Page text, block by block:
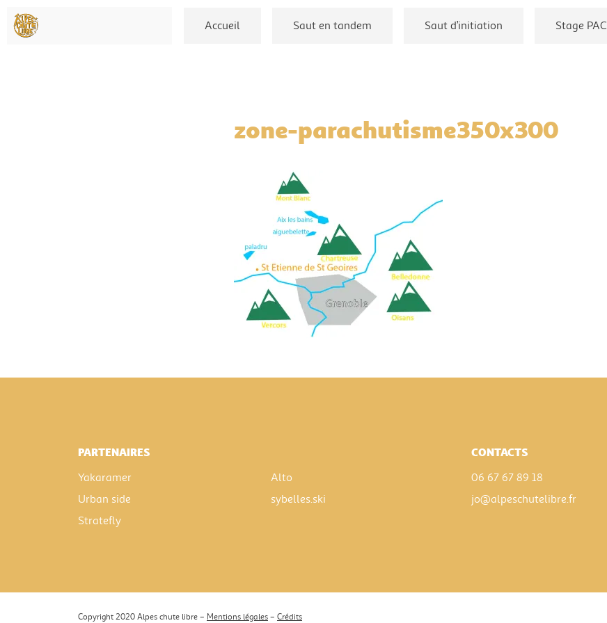
Accueil Saut en tandem Saut d’initiation Stage PAC
zone-parachutisme350x300
PARTENAIRES
Yakaramer
Alto
Urban side
sybelles.ski
Stratefly
CONTACTS
06 67 67 89 18
jo@alpeschutelibre.fr
Copyright 2020 Alpes chute libre – Mentions légales– Crédits